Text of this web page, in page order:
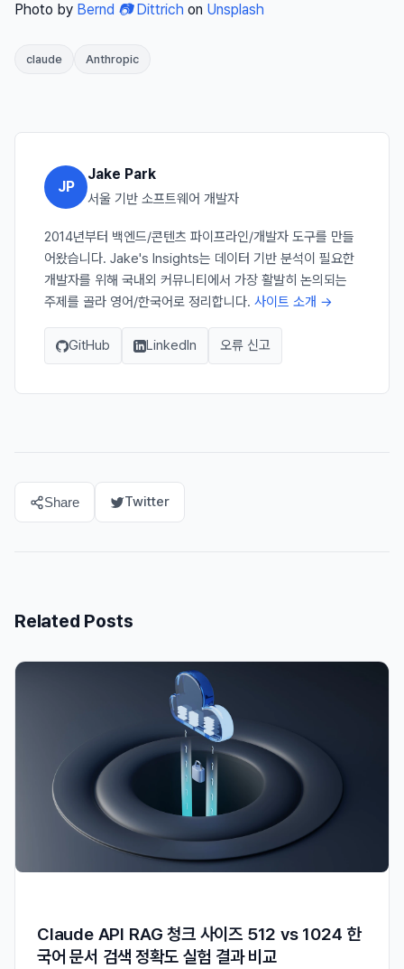
Photo by Bernd 📷 Dittrich on Unsplash
claude Anthropic
JP
Jake Park
서울 기반 소프트웨어 개발자
2014년부터 백엔드/콘텐츠 파이프라인/개발자 도구를 만들
어왔습니다. Jake's Insights는 데이터 기반 분석이 필요한
개발자를 위해 국내외 커뮤니티에서 가장 활발히 논의되는
주제를 골라 영어/한국어로 정리합니다. 사이트 소개 →
GitHub LinkedIn 오류 신고
Share Twitter
Related Posts
Claude API RAG 청크 사이즈 512 vs 1024 한
국어 문서 검색 정확도 실험 결과 비교